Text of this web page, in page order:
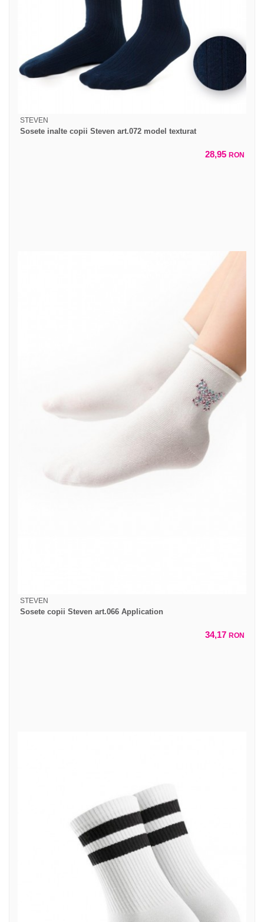
STEVEN
Sosete inalte copii Steven art.072 model texturat
28,95 RON
STEVEN
Sosete copii Steven art.066 Application
34,17 RON